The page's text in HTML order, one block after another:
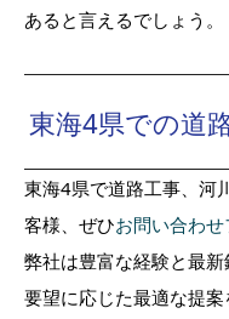
あると言えるでしょう。
東海4県での道
東海4県で道路工事、河
客様、ぜひお問い合わせ
弊社は豊富な経験と最
要望に応じた最適な提案